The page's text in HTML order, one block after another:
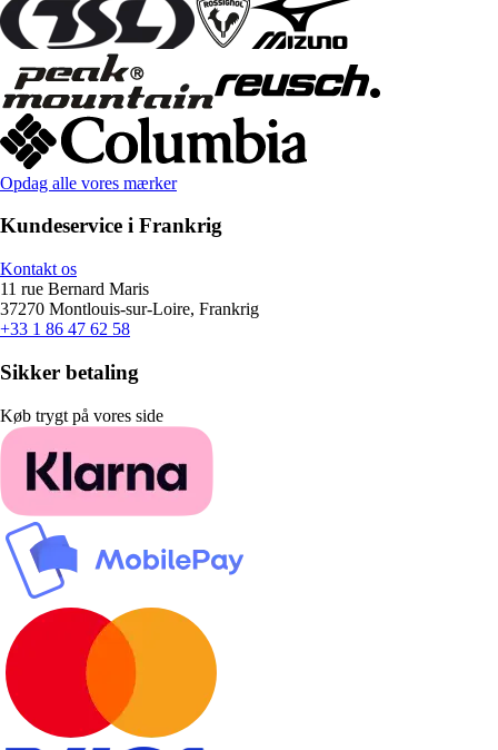
Opdag alle vores mærker
Kundeservice i Frankrig
Kontakt os
11 rue Bernard Maris
37270 Montlouis-sur-Loire, Frankrig
+33 1 86 47 62 58
Sikker betaling
Køb trygt på vores side